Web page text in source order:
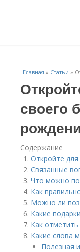
Главная » Статьи »
своего
Содержание
Откройте
Связанные
Что можно
Как
Можно ли
Какие
Как
Какие слова
Полезная